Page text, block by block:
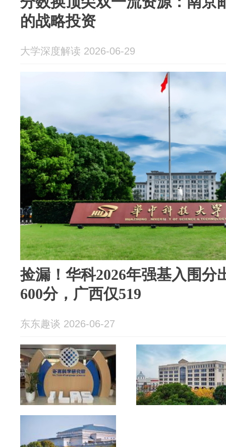
的战略投资
大学深度解读 2026-06-29
捡漏！华科2026年强基入围分
600分，广西仅519
东东趣谈 2026-06-27